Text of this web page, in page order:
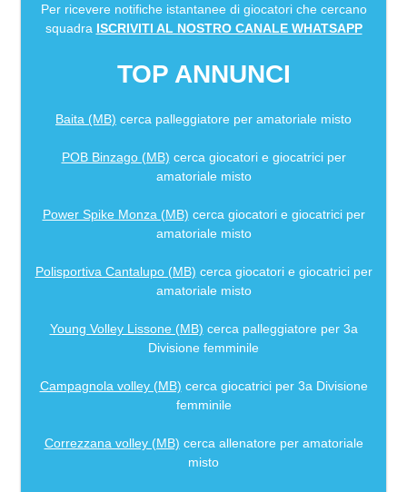
Per ricevere notifiche istantanee di giocatori che cercano
squadra ISCRIVITI AL NOSTRO CANALE WHATSAPP
TOP ANNUNCI
Baita (MB) cerca palleggiatore per amatoriale misto
POB Binzago (MB) cerca giocatori e giocatrici per
amatoriale misto
Power Spike Monza (MB) cerca giocatori e giocatrici per
amatoriale misto
Polisportiva Cantalupo (MB) cerca giocatori e giocatrici per
amatoriale misto
Young Volley Lissone (MB) cerca palleggiatore per 3a
Divisione femminile
Campagnola volley (MB) cerca giocatrici per 3a Divisione
femminile
Correzzana volley (MB) cerca allenatore per amatoriale
misto